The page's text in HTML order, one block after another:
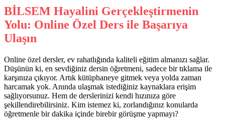
BİLSEM Hayalini Gerçekleştirmenin
Yolu: Online Özel Ders ile Başarıya
Ulaşın
Online özel dersler, ev rahatlığında kaliteli eğitim almanızı sağlar.
Düşünün ki, en sevdiğiniz dersin öğretmeni, sadece bir tıklama ile
karşınıza çıkıyor. Artık kütüphaneye gitmek veya yolda zaman
harcamak yok. Anında ulaşmak istediğiniz kaynaklara erişim
sağlıyorsunuz. Hem de derslerinizi kendi hızınıza göre
şekillendirebilirsiniz. Kim istemez ki, zorlandığınız konularda
öğretmenle bir dakika içinde birebir görüşme yapmayı?